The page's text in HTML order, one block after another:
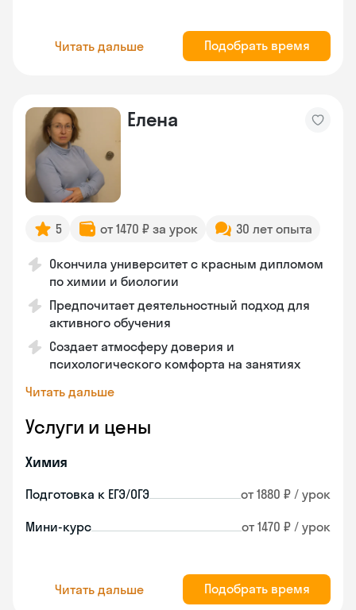
Читать дальше Подобрать время
Елена
5 от 1470 ₽ за урок 30 лет опыта
Окончила университет с красным дипломом
по химии и биологии
Предпочитает деятельностный подход для
активного обучения
Создает атмосферу доверия и
психологического комфорта на занятиях
Читать дальше
Услуги и цены
Химия
Подготовка к ЕГЭ/ОГЭ от 1880 ₽ / урок
Мини-курс от 1470 ₽ / урок
Читать дальше Подобрать время